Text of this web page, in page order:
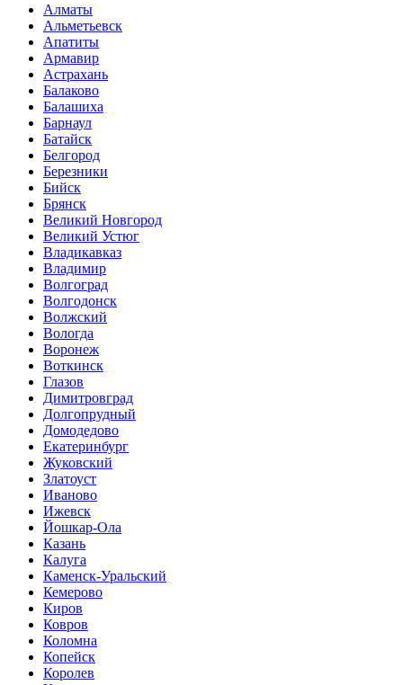
Алматы
Альметьевск
Апатиты
Армавир
Астрахань
Балаково
Балашиха
Барнаул
Батайск
Белгород
Березники
Бийск
Брянск
Великий Новгород
Великий Устюг
Владикавказ
Владимир
Волгоград
Волгодонск
Волжский
Вологда
Воронеж
Воткинск
Глазов
Димитровград
Долгопрудный
Домодедово
Екатеринбург
Жуковский
Златоуст
Иваново
Ижевск
Йошкар-Ола
Казань
Калуга
Каменск-Уральский
Кемерово
Киров
Ковров
Коломна
Копейск
Королев